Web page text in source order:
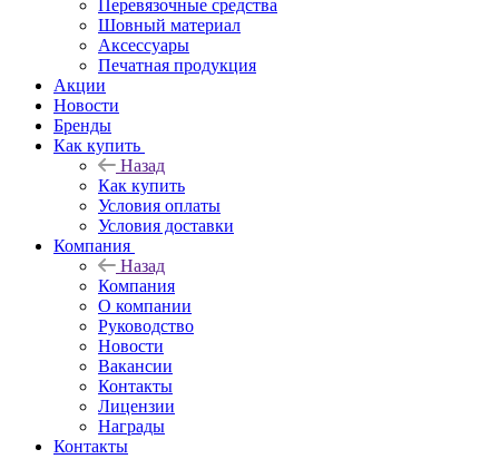
Перевязочные средства
Шовный материал
Аксессуары
Печатная продукция
Акции
Новости
Бренды
Как купить
Назад
Как купить
Условия оплаты
Условия доставки
Компания
Назад
Компания
О компании
Руководство
Новости
Вакансии
Контакты
Лицензии
Награды
Контакты